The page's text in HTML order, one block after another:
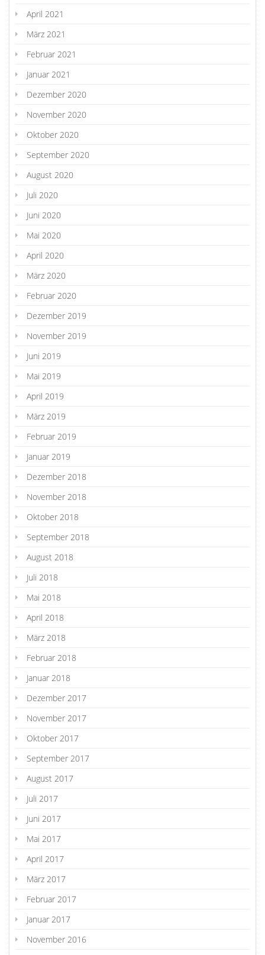
April 2021
März 2021
Februar 2021
Januar 2021
Dezember 2020
November 2020
Oktober 2020
September 2020
August 2020
Juli 2020
Juni 2020
Mai 2020
April 2020
März 2020
Februar 2020
Dezember 2019
November 2019
Juni 2019
Mai 2019
April 2019
März 2019
Februar 2019
Januar 2019
Dezember 2018
November 2018
Oktober 2018
September 2018
August 2018
Juli 2018
Mai 2018
April 2018
März 2018
Februar 2018
Januar 2018
Dezember 2017
November 2017
Oktober 2017
September 2017
August 2017
Juli 2017
Juni 2017
Mai 2017
April 2017
März 2017
Februar 2017
Januar 2017
November 2016